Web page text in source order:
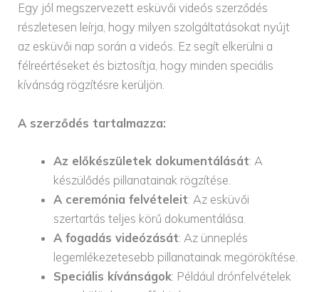
Egy jól megszervezett esküvői videós szerződés
részletesen leírja, hogy milyen szolgáltatásokat nyújt
az esküvői nap során a videós. Ez segít elkerülni a
félreértéseket és biztosítja, hogy minden speciális
kívánság rögzítésre kerüljön.
A szerződés tartalmazza:
Az előkészületek dokumentálását: A
készülődés pillanatainak rögzítése.
A ceremónia felvételeit: Az esküvői
szertartás teljes körű dokumentálása.
A fogadás videózását: Az ünneplés
legemlékezetesebb pillanatainak megörökítése.
Speciális kívánságok: Például drónfelvételek